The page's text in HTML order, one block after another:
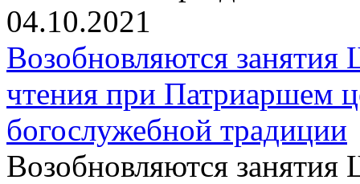
04.10.2021
Возобновляются
чтения при Патриаршем
богослужебной традиции
Возобновляются